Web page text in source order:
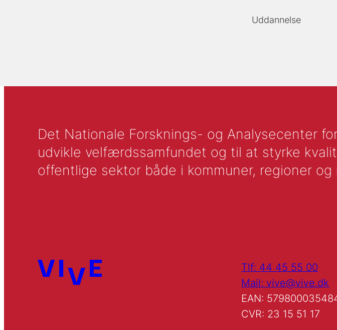
Uddannelse
Det Nationale Forsknings- og Analysecenter
udvikle velfærdssamfundet og til at styrke
offentlige sektor både i kommuner, regioner og
Tlf: 44 45 55 00
Mail: vive@vive.dk
EAN:
CVR: 23 15 51 17